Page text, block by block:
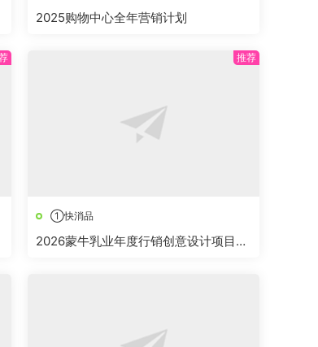
2025购物中心全年营销计划
①快消品
2026蒙牛乳业年度行销创意设计项目方